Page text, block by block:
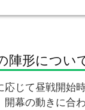
陣形につい
応じて昼戦開始
開幕の動きに合